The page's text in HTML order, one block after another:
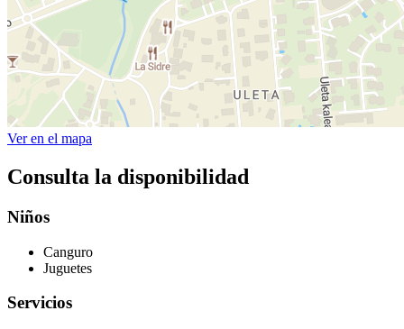
Ver en el mapa
Consulta la disponibilidad
Niños
Canguro
Juguetes
Servicios